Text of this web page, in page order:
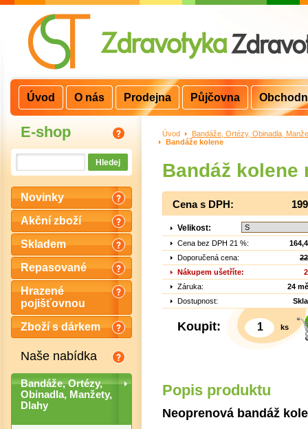
E-shop
Novinky
Akční zboží
Skladem
Repasované
Hrazené
pojišťovnou
Zboží s dárkem
Naše nabídka
Bandáže, Ortézy,
Obinadla, Manžety,
Dlahy
Úvod >
Bandáže, Ortézy, Obinadla,
Bandáže kolene
Bandáž kolene
Cena s DPH:
Velikost:
Cena bez DPH 21 %:
Doporučená cena:
Nákupem ušetříte:
Záruka:
24
Dostupnost:
Koupit: ks
Popis produktu
Neoprenová bandáž
Úvod O nás Prodejna Půjčovna